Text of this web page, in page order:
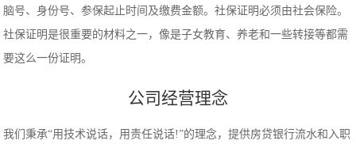
脑号、身份号、参保起止时间及缴费金额。社保证明必须由社会保险。
社保证明是很重要的材料之一，像是子女教育、养老和一些转接等都需
要这么一份证明。
公司经营理念
我们秉承“用技术说话，用责任说话!”的理念，提供房贷银行流水和入职